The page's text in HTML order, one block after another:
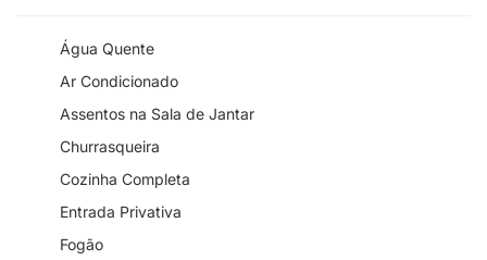
Água Quente
Ar Condicionado
Assentos na Sala de Jantar
Churrasqueira
Cozinha Completa
Entrada Privativa
Fogão